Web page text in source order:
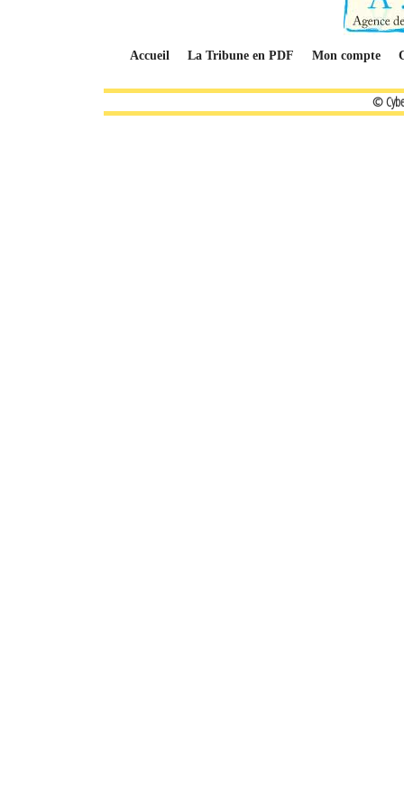
Accueil La Tribune en PDF Mon compte
©